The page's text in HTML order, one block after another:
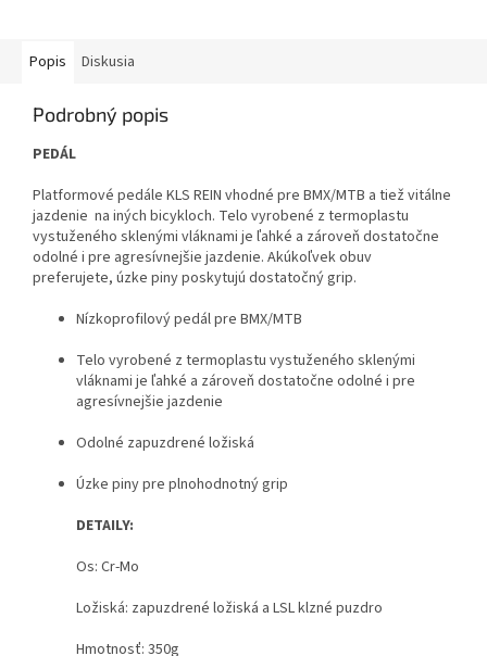
Popis Diskusia
Podrobný popis
PEDÁL
Platformové pedále KLS REIN vhodné pre BMX/MTB a tiež vitálne
jazdenie na iných bicykloch. Telo vyrobené z termoplastu
vystuženého sklenými vláknami je ľahké a zároveň dostatočne
odolné i pre agresívnejšie jazdenie. Akúkoľvek obuv
preferujete, úzke piny poskytujú dostatočný grip.
Nízkoprofilový pedál pre BMX/MTB
Telo vyrobené z termoplastu vystuženého sklenými
vláknami je ľahké a zároveň dostatočne odolné i pre
agresívnejšie jazdenie
Odolné zapuzdrené ložiská
Úzke piny pre plnohodnotný grip
DETAILY:
Os: Cr-Mo
Ložiská: zapuzdrené ložiská a LSL klzné puzdro
Hmotnosť: 350g